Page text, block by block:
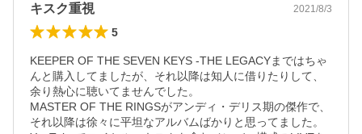
キスク重視 2021/8/3
5
KEEPER OF THE SEVEN KEYS -THE LEGACYまではちゃ
んと購入してましたが、それ以降は知人に借りたりして、
余り熱心に聴いてませんでした。
MASTER OF THE RINGSがアンディ・デリス期の傑作で、
それ以降は徐々に平坦なアルバムばかりと思ってました。